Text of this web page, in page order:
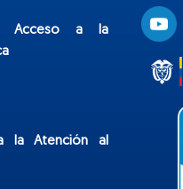
y Acceso a la
la Atención al